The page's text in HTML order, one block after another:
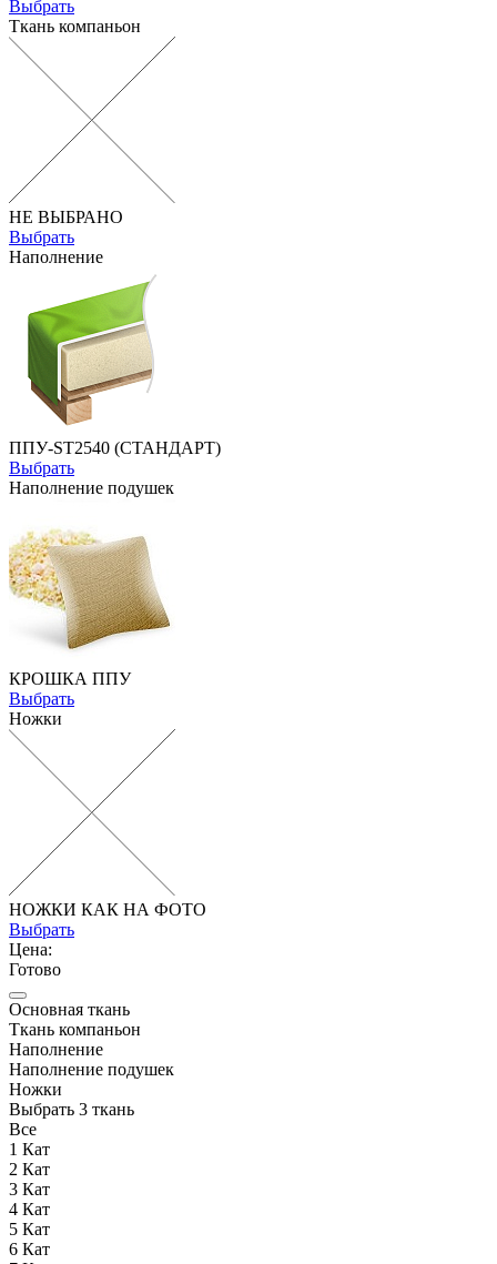
Выбрать
Ткань компаньон
НЕ ВЫБРАНО
Выбрать
Наполнение
ППУ-ST2540 (СТАНДАРТ)
Выбрать
Наполнение подушек
КРОШКА ППУ
Выбрать
Ножки
НОЖКИ КАК НА ФОТО
Выбрать
Цена:
Готово
Основная ткань
Ткань компаньон
Наполнение
Наполнение подушек
Ножки
Выбрать 3 ткань
Все
1 Кат
2 Кат
3 Кат
4 Кат
5 Кат
6 Кат